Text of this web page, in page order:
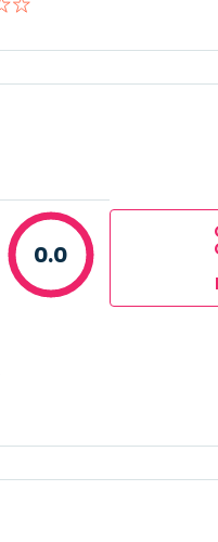
0.0